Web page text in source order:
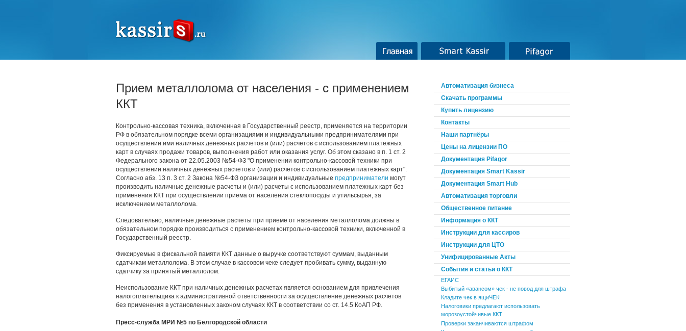
Главная Smart Kassir Pifagor
Прием металлолома от населения - с применением
ККТ
Контрольно-кассовая техника, включенная в Государственный реестр, применяется на территории
РФ в обязательном порядке всеми организациями и индивидуальными предпринимателями при
осуществлении ими наличных денежных расчетов и (или) расчетов с использованием платежных
карт в случаях продажи товаров, выполнения работ или оказания услуг. Об этом сказано в п. 1 ст. 2
Федерального закона от 22.05.2003 №54-ФЗ "О применении контрольно-кассовой техники при
осуществлении наличных денежных расчетов и (или) расчетов с использованием платежных карт".
Согласно абз. 13 п. 3 ст. 2 Закона №54-ФЗ организации и индивидуальные предприниматели могут
производить наличные денежные расчеты и (или) расчеты с использованием платежных карт без
применения ККТ при осуществлении приема от населения стеклопосуды и утильсырья, за
исключением металлолома.
Следовательно, наличные денежные расчеты при приеме от населения металлолома должны в
обязательном порядке производиться с применением контрольно-кассовой техники, включенной в
Государственный реестр.
Фиксируемые в фискальной памяти ККТ данные о выручке соответствуют суммам, выданным
сдатчикам металлолома. В этом случае в кассовом чеке следует пробивать сумму, выданную
сдатчику за принятый металлолом.
Неиспользование ККТ при наличных денежных расчетах является основанием для привлечения
налогоплательщика к административной ответственности за осуществление денежных расчетов
без применения в установленных законом случаях ККТ в соответствии со ст. 14.5 КоАП РФ.
Пресс-служба МРИ №5 по Белгородской области
Автоматизация бизнеса
Скачать программы
Купить лицензию
Контакты
Наши партнёры
Цены на лицензии ПО
Документация Pifagor
Документация Smart Kassir
Документация Smart Hub
Автоматизация торговли
Общественное питание
Информация о ККТ
Инструкции для кассиров
Инструкции для ЦТО
Унифицированные Акты
События и статьи о ККТ
ЕГАИС
Выбитый «авансом» чек - не повод для штрафа
Кладите чек в ящиЧЕК!
Налоговики предлагают использовать
морозоустойчивые ККТ
Проверки заканчиваются штрафом